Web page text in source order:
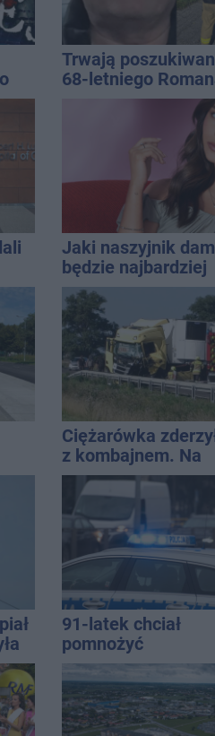
Trwają
68-letniego
Jaki naszyjnik
będzie najbardziej
uniwersalny?
które pasują do
stylizacji
Ciężarówka
z kombajnem. Na
miejscu lądował
śmigłowiec LPR
91-latek chciał
pomnożyć
oszczędności.
ponad 10 tys. zł